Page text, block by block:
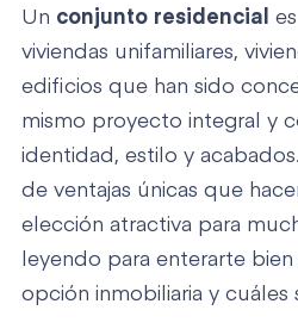
Un conjunto residencial
viviendas unifamiliares,
edificios que han sido
mismo proyecto integral y
identidad, estilo y
de ventajas únicas que
elección atractiva para
leyendo para enterarte
opción inmobiliaria y cuáles